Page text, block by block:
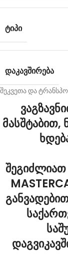
ᲢᲘᲞᲘ
ᲓᲐᲙᲐᲕᲨᲘᲠᲔᲑᲐ
შეკვეთა და
მასშტაბით,